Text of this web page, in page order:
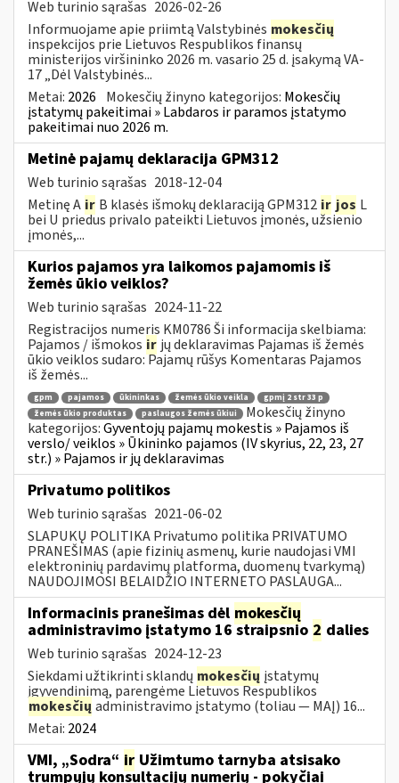
Web turinio sąrašas 2026-02-26
Informuojame apie priimtą Valstybinės mokesčių
inspekcijos prie Lietuvos Respublikos finansų
ministerijos viršininko 2026 m. vasario 25 d. įsakymą VA-
17 „Dėl Valstybinės...
Metai: 2026 Mokesčių žinyno kategorijos: Mokesčių
įstatymų pakeitimai » Labdaros ir paramos įstatymo
pakeitimai nuo 2026 m.
Metinė pajamų deklaracija GPM312
Web turinio sąrašas 2018-12-04
Metinę A ir B klasės išmokų deklaraciją GPM312 ir jos L
bei U priedus privalo pateikti Lietuvos įmonės, užsienio
įmonės,...
Kurios pajamos yra laikomos pajamomis iš
žemės ūkio veiklos?
Web turinio sąrašas 2024-11-22
Registracijos numeris KM0786 Ši informacija skelbiama:
Pajamos / išmokos ir jų deklaravimas Pajamas iš žemės
ūkio veiklos sudaro: Pajamų rūšys Komentaras Pajamos
iš žemės...
gpm pajamos ūkininkas žemės ūkio veikla
gpmį 2 str 33 p
žemės ūkio produktas
paslaugos žemės ūkiui
Mokesčių žinyno
kategorijos:Gyventojų pajamų mokestis » Pajamos iš
verslo/ veiklos » Ūkininko pajamos (IV skyrius, 22, 23, 27
str.) » Pajamos ir jų deklaravimas
Privatumo politikos
Web turinio sąrašas 2021-06-02
SLAPUKŲ POLITIKA Privatumo politika PRIVATUMO
PRANEŠIMAS (apie fizinių asmenų, kurie naudojasi VMI
elektroninių pardavimų platforma, duomenų tvarkymą)
NAUDOJIMOSI BELAIDŽIO INTERNETO PASLAUGA...
Informacinis pranešimas dėl mokesčių
administravimo įstatymo 16 straipsnio 2 dalies
Web turinio sąrašas 2024-12-23
Siekdami užtikrinti sklandų mokesčių įstatymų
įgyvendinimą, parengėme Lietuvos Respublikos
mokesčių administravimo įstatymo (toliau — MAĮ) 16...
Metai: 2024
VMI, „Sodra“ ir Užimtumo tarnyba atsisako
trumpųjų konsultacijų numerių - pokyčiai